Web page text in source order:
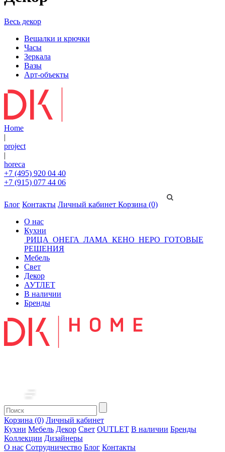
Весь декор
Вешалки и крючки
Часы
Зеркала
Вазы
Арт-объекты
Home
|
project
|
horeca
+7 (495) 920 04 40
+7 (915) 077 44 06
Блог Контакты Личный кабинет Корзина (0)
О нас
Кухни
РИЦА ОНЕГА ЛАМА КЕНО НЕРО ГОТОВЫЕ
РЕШЕНИЯ
Мебель
Свет
Декор
АУТЛЕТ
В наличии
Бренды
Корзина (0) Личный кабинет
Кухни Мебель Декор Свет OUTLET В наличии Бренды
Коллекции Дизайнеры
О нас Сотрудничество Блог Контакты